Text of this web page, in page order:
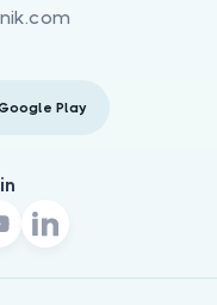
Play